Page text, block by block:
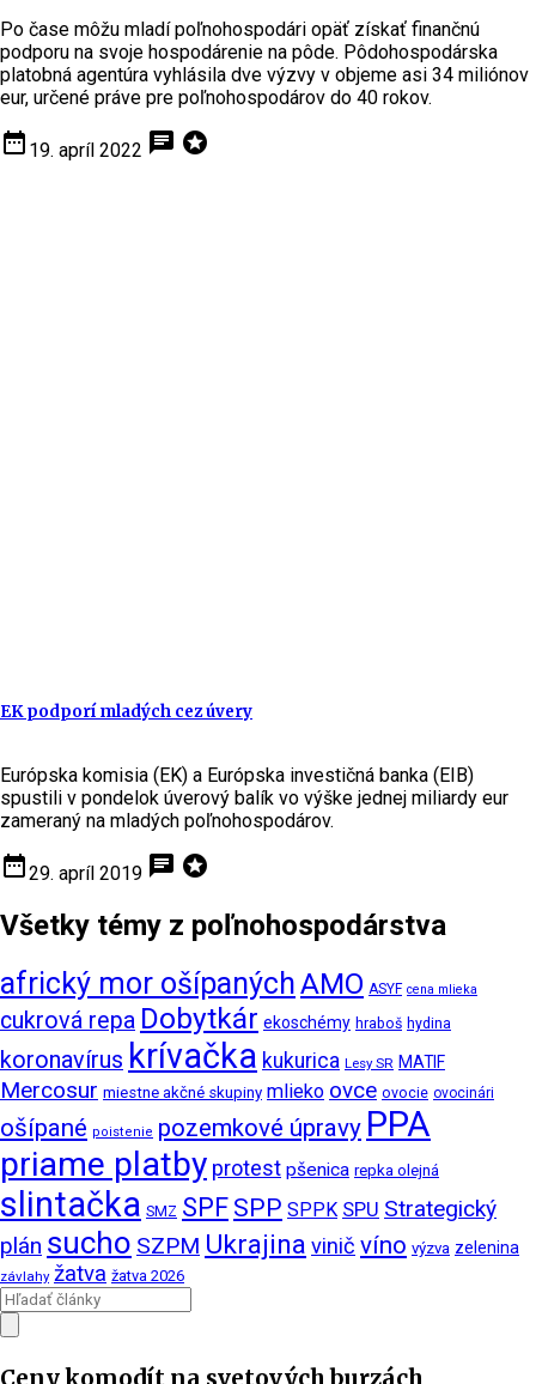
Po čase môžu mladí poľnohospodári opäť získať finančnú
podporu na svoje hospodárenie na pôde. Pôdohospodárska
platobná agentúra vyhlásila dve výzvy v objeme asi 34 miliónov
eur, určené práve pre poľnohospodárov do 40 rokov.
date_range 19. apríl 2022 chat stars
EK podporí mladých cez úvery
Európska komisia (EK) a Európska investičná banka (EIB)
spustili v pondelok úverový balík vo výške jednej miliardy eur
zameraný na mladých poľnohospodárov.
date_range29. apríl 2019 chat stars
Všetky témy z poľnohospodárstva
africký mor ošípanýchAMO ASYF cena mlieka
cukrová repa Dobytkár ekoschémy hraboš hydina
koronavírus krívačka kukurica Lesy SR MATIF
Mercosur miestne akčné skupiny mlieko ovce ovocie ovocinári
ošípané poistenie pozemkové úpravy PPA
priame platby protest pšenica repka olejná
slintačka SMZ SPF SPP SPPK SPU Strategický
plán sucho SZPM Ukrajina vinič víno výzva zelenina
závlahy žatva žatva 2026
Ceny komodít na svetových burzách